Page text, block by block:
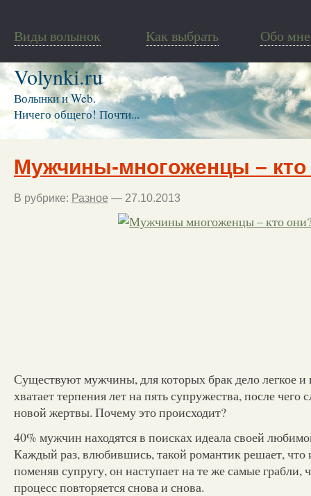
Виды волынок Как выбрать Обо мне
Volynki.ru
Волынки и Web.
Ничего общего! Почти...
Мужчины-многоженцы – кто
В рубрике: Разное — 27.10.2013
Существуют мужчины, для которых брак дело легкое
хватает терпения лет на пять супружества, после чего
новой жертвы. Почему это происходит?
40% мужчин находятся в поисках идеала своей
Каждый раз, влюбившись, такой романтик решает, что
поменяв супругу, он наступает на те же самые грабли,
процесс повторяется снова и снова.